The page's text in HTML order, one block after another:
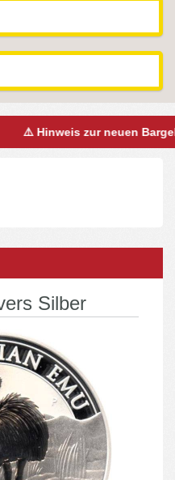
⚠️ Hinweis zur neuen
Silber